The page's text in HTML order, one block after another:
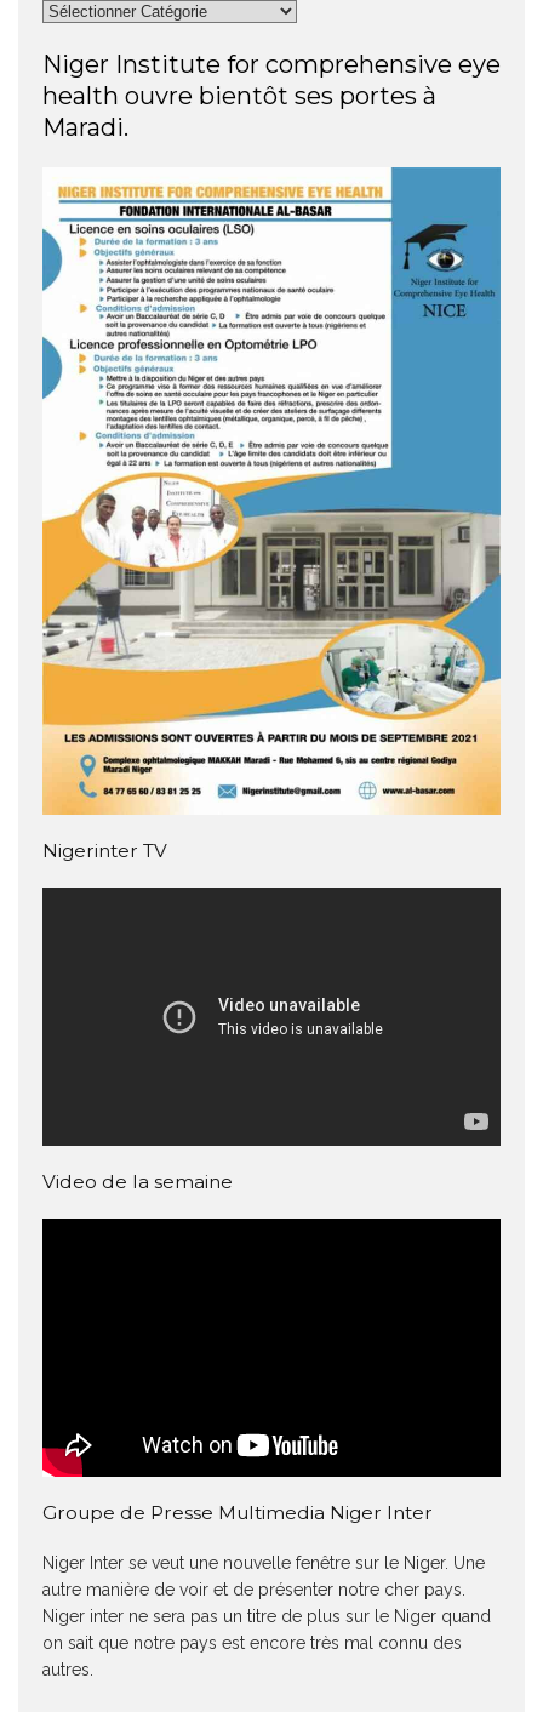
Niger Institute for comprehensive eye
health ouvre bientôt ses portes à
Maradi.
Nigerinter TV
Video de la semaine
Groupe de Presse Multimedia Niger Inter
Niger Inter se veut une nouvelle fenêtre sur le Niger. Une
autre manière de voir et de présenter notre cher pays.
Niger inter ne sera pas un titre de plus sur le Niger quand
on sait que notre pays est encore très mal connu des
autres.